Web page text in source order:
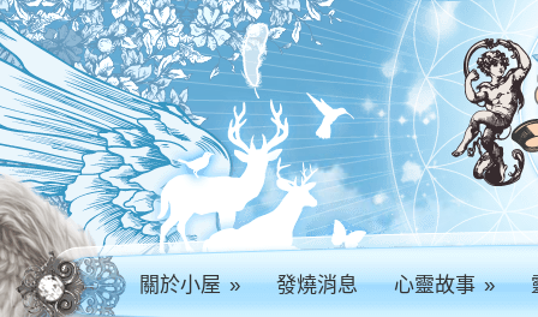
關於小屋» 發燒消息 心靈故事»